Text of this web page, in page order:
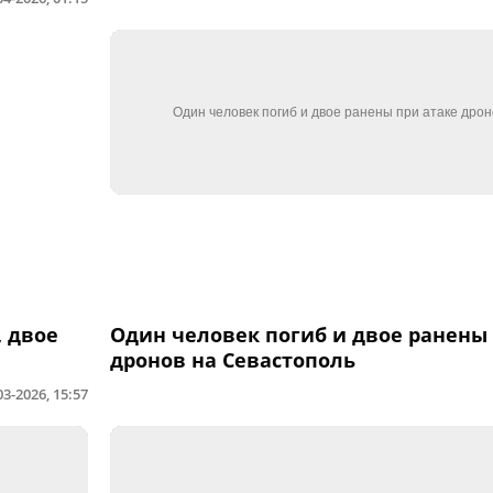
двое
2026, 15:57
Один человек погиб и двое ранены
дронов на Севастополь